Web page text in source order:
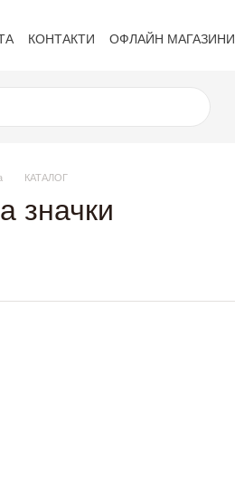
КОНТАКТИ ОФЛАЙН МАГАЗИНИ
КАТАЛОГ
значки